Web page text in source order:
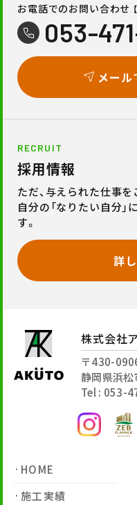
お電話でのお問い合わせ
053-
メール
RECRUIT
採用情報
ただ、与えられた仕事を
自分の「なりたい自分
す。
詳
株式会社
〒430-
静岡県浜
Tel : 053-
HOME
施工実績